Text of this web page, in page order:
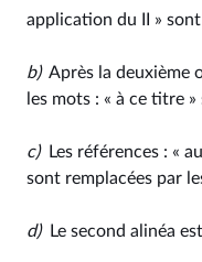
application du II »
b)Après la deuxième
les mots : « à ce titre
c)Les références : «
sont remplacées par
d)Le second alinéa